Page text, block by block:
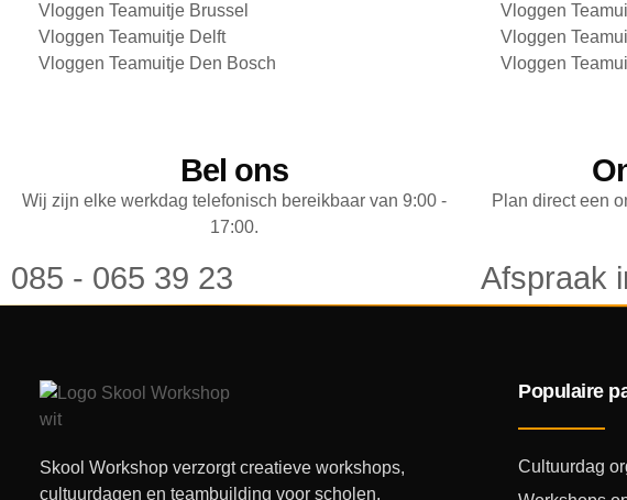
Vloggen Teamuitje Brussel
Vloggen Teamuitje Delft
Vloggen Teamuitje Den Bosch
Vloggen
Vloggen
Vloggen
Bel ons
Wij zijn elke werkdag telefonisch bereikbaar van 9:00 -
17:00.
085 - 065 39 23
Plan direct een
Afspraak
Skool Workshop verzorgt creatieve workshops,
cultuurdagen en teambuilding voor scholen,
Populaire
Cultuurdag